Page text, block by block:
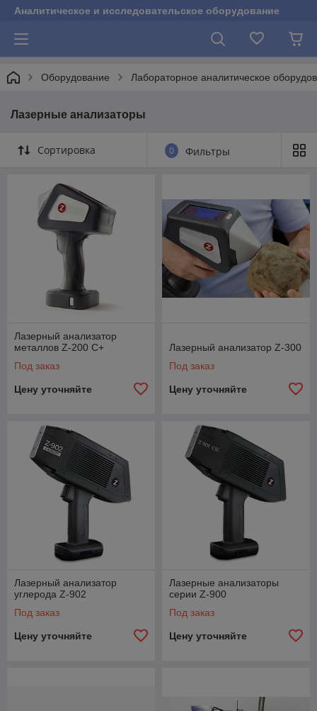
Аналитическое и исследовательское оборудование
Оборудование Лабораторное аналитическое
Лазерные анализаторы
Сортировка 0 Фильтры
Лазерный анализатор
металлов Z-200 С+
Под заказ
Цену уточняйте
Лазерный анализатор Z-300
Под заказ
Цену уточняйте
Лазерный анализатор
углерода Z-902
Под заказ
Цену уточняйте
Лазерные анализаторы
серии Z-900
Под заказ
Цену уточняйте